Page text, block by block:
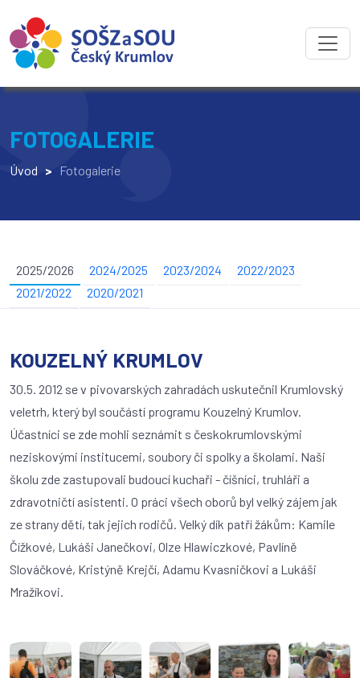
FOTOGALERIE
Úvod > Fotogalerie
2025/2026 2024/2025 2023/2024
2022/2023
2021/2022
2020/2021
KOUZELNÝ KRUMLOV
30.5. 2012 se v pivovarských zahradách uskutečnil Krumlovský
veletrh, který byl součástí programu Kouzelný Krumlov.
Účastníci se zde mohli seznámit s českokrumlovskými
neziskovými institucemi, soubory či spolky a školami. Naši
školu zde zastupovali budoucí kuchaři - číšníci, truhláři a
zdravotničtí asistenti. O práci všech oborů byl velký zájem jak
ze strany dětí, tak jejich rodičů. Velký dík patří žákům: Kamile
Čížkové, Lukáši Janečkovi, Olze Hlawiczkové, Pavlíně
Slováčkové, Kristýně Krejčí, Adamu Kvasničkovi a Lukáši
Mražíkovi.